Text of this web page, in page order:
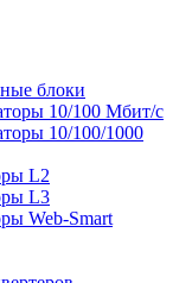
блоки
10/100 Мбит/с
10/100/1000
L2
L3
Web-Smart